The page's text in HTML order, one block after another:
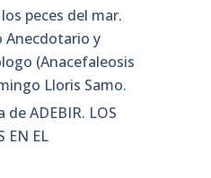
peces del mar.
Anecdotario y
(Anacefaleosis
Lloris Samo.
de ADEBIR. LOS
EN EL